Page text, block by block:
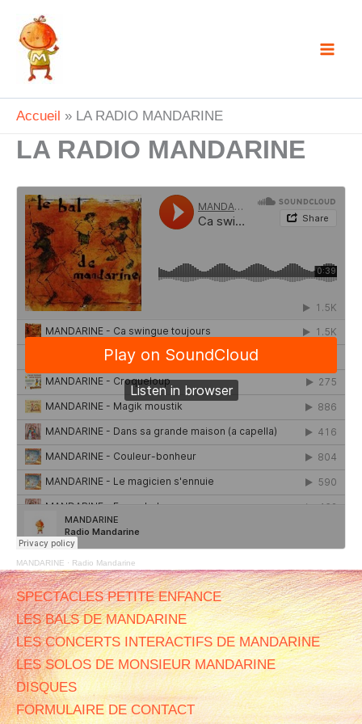
contenu
Accueil LA RADIO MANDARINE
LA RADIO MANDARINE
MANDARINE · Radio Mandarine
SPECTACLES PETITE ENFANCE
LES BALS DE MANDARINE
LES CONCERTS INTERACTIFS DE MANDARINE
LES SOLOS DE MONSIEUR MANDARINE
DISQUES
FORMULAIRE DE CONTACT